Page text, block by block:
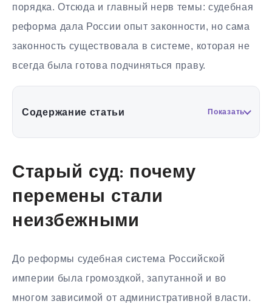
порядка. Отсюда и главный нерв темы: судебная
реформа дала России опыт законности, но сама
законность существовала в системе, которая не
всегда была готова подчиняться праву.
Содержание статьи Показать
Старый суд: почему
перемены стали
неизбежными
До реформы судебная система Российской
империи была громоздкой, запутанной и во
многом зависимой от административной власти.